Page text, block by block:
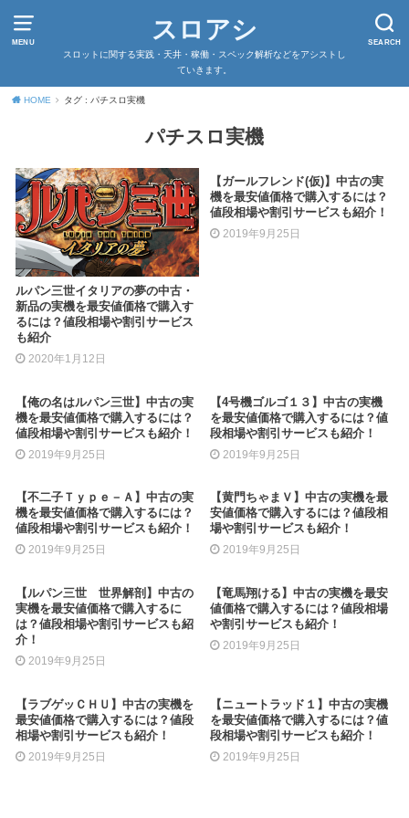
MENU SEARCH
スロアシ
スロットに関する実践・天井・稼働・スペック解析などをアシストし
ていきます。
HOME タグ : パチスロ実機
パチスロ実機
ルパン三世イタリアの夢の中古・
新品の実機を最安値価格で購入す
るには？値段相場や割引サービス
も紹介
2020年1月12日
【ガールフレンド(仮)】中古の実
機を最安値価格で購入するには？
値段相場や割引サービスも紹介！
2019年9月25日
【俺の名はルパン三世】中古の実
機を最安値価格で購入するには？
値段相場や割引サービスも紹介！
2019年9月25日
【4号機ゴルゴ１３】中古の実機
を最安値価格で購入するには？値
段相場や割引サービスも紹介！
2019年9月25日
【不二子Ｔｙｐｅ－Ａ】中古の実
機を最安値価格で購入するには？
値段相場や割引サービスも紹介！
2019年9月25日
【黄門ちゃまＶ】中古の実機を最
安値価格で購入するには？値段相
場や割引サービスも紹介！
2019年9月25日
【ルパン三世 世界解剖】中古の
実機を最安値価格で購入するに
は？値段相場や割引サービスも紹
介！
2019年9月25日
【竜馬翔ける】中古の実機を最安
値価格で購入するには？値段相場
や割引サービスも紹介！
2019年9月25日
【ラブゲッＣＨＵ】中古の実機を
最安値価格で購入するには？値段
相場や割引サービスも紹介！
2019年9月25日
【ニュートラッド１】中古の実機
を最安値価格で購入するには？値
段相場や割引サービスも紹介！
2019年9月25日